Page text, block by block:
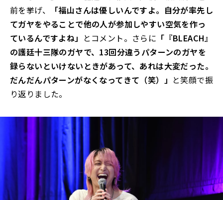
前を挙げ、
「福山さんは優しいんですよ。自分が率先し
てガヤをやることで他の人が参加しやすい空気を作っ
ているんですよね」 とコメント。さらに 「『BLEACH』
の護廷十三隊のガヤで、13回分違うパターンのガヤを
録らないといけないときがあって、あれは大変だった。
だんだんパターンがなくなってきて（笑）」 と笑顔で振
り返りました。